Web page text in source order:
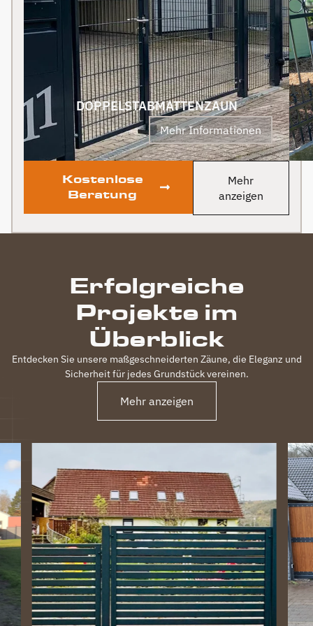
wird auf jeden Fall auch
an Berg Zäune gehen.
Klare Empfehlung von
uns! PS Nach
Fertigstellung, gab es
zum Dank und Abschied
sogar noch ein Paket mit
leckerem Honig. Danke
auch dafür!
Grundstück deutlich auf.
Klare Empfehlung!
DOPPELSTABMATTENZAUN
Mehr Informationen
Kostenlose
Beratung
Mehr
anzeigen
Erfolgreiche
Projekte im
Überblick
Entdecken Sie unsere maßgeschneiderten Zäune, die Eleganz und
Sicherheit für jedes Grundstück vereinen.
Mehr anzeigen